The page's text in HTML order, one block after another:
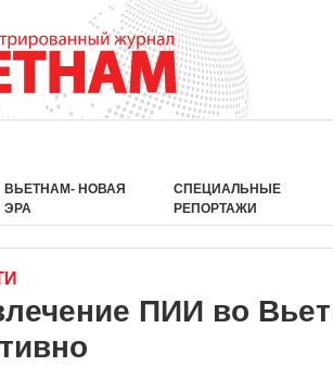
ВЬЕТНАМ- НОВАЯ
ЭРА
СПЕЦИАЛЬНЫЕ
РЕПОРТАЖИ
ПИИ во